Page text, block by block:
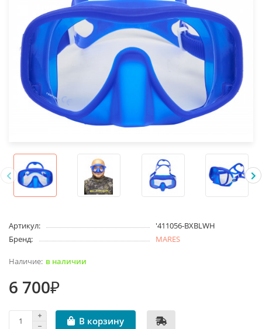
Артикул:
'411056-BXBLWH
Бренд:
MARES
в наличии
6 700₽
В корзину